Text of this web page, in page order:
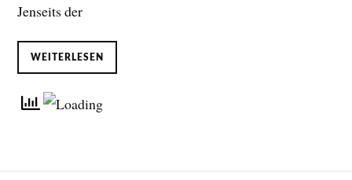
Jenseits der
WEITERLESEN